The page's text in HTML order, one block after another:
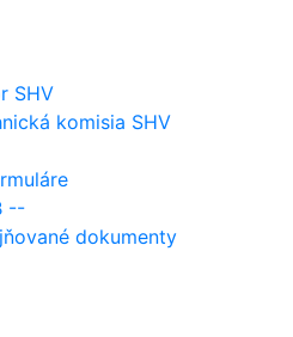
SHV
komisia SHV
--
dokumenty